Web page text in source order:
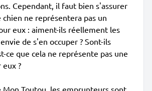
Cependant, il faut bien s'assurer
chien ne représentera pas un
eux : aiment-ils réellement les
de s'en occuper ? Sont-ils
ce que cela ne représente pas une
?
Mon Toutou, les emprunteurs sont